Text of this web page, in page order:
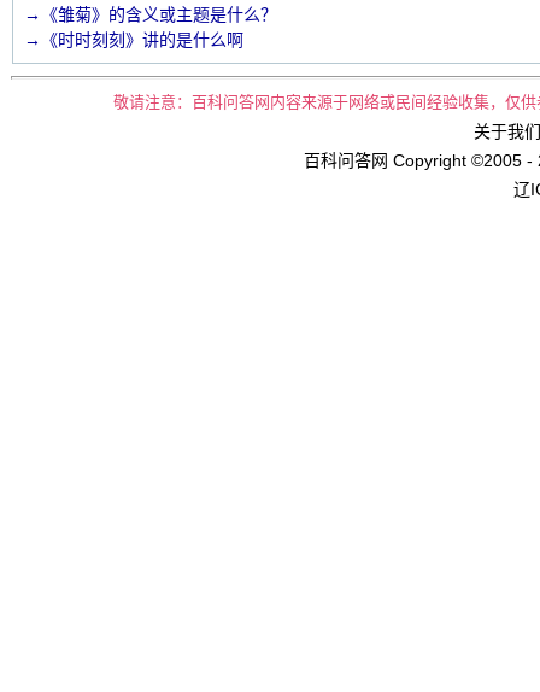
→《雏菊》的含义或主题是什么？
→《时时刻刻》讲的是什么啊
敬请注意：百科问答网内容来源于网络或民间经验收集，仅
关于我
百科问答网 Copyright ©2005 -
辽